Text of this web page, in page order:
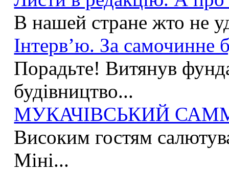
В нашей стране жто не
Інтерв’ю. За самочинне
Порадьте! Витянув
будівництво...
МУКАЧІВСЬКИЙ
Високим гостям
Міні...